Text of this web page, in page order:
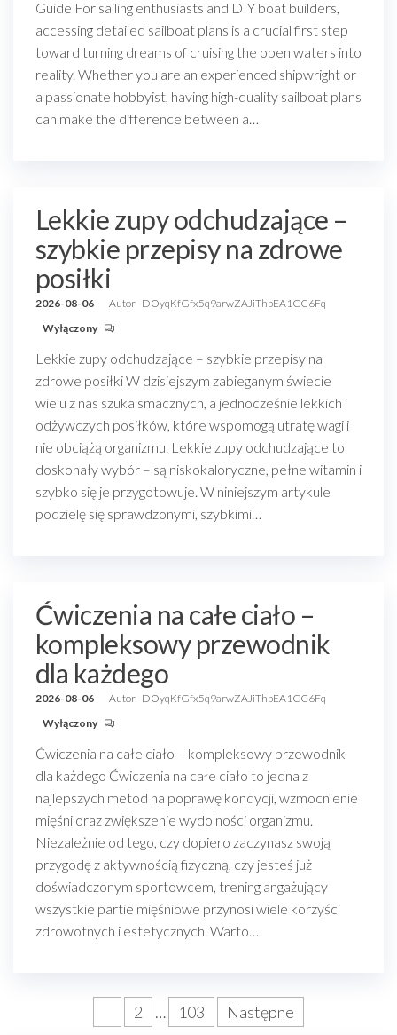
Guide For sailing enthusiasts and DIY boat builders,
accessing detailed sailboat plans is a crucial first step
toward turning dreams of cruising the open waters into
reality. Whether you are an experienced shipwright or
a passionate hobbyist, having high-quality sailboat plans
can make the difference between a…
Lekkie zupy odchudzające –
szybkie przepisy na zdrowe
posiłki
2026-08-06 Autor DOyqKfGfx5q9arwZAJiThbEA1CC6Fq
Wyłączony
Lekkie zupy odchudzające – szybkie przepisy na
zdrowe posiłki W dzisiejszym zabieganym świecie
wielu z nas szuka smacznych, a jednocześnie lekkich i
odżywczych posiłków, które wspomogą utratę wagi i
nie obciążą organizmu. Lekkie zupy odchudzające to
doskonały wybór – są niskokaloryczne, pełne witamin i
szybko się je przygotowuje. W niniejszym artykule
podzielę się sprawdzonymi, szybkimi…
Ćwiczenia na całe ciało –
kompleksowy przewodnik
dla każdego
2026-08-06 Autor DOyqKfGfx5q9arwZAJiThbEA1CC6Fq
Wyłączony
Ćwiczenia na całe ciało – kompleksowy przewodnik
dla każdego Ćwiczenia na całe ciało to jedna z
najlepszych metod na poprawę kondycji, wzmocnienie
mięśni oraz zwiększenie wydolności organizmu.
Niezależnie od tego, czy dopiero zaczynasz swoją
przygodę z aktywnością fizyczną, czy jesteś już
doświadczonym sportowcem, trening angażujący
wszystkie partie mięśniowe przynosi wiele korzyści
zdrowotnych i estetycznych. Warto…
Stronicowanie
2 … 103 Następne